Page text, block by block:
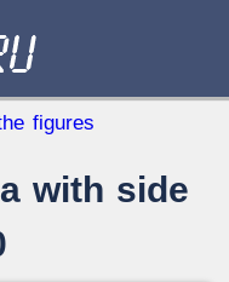
— 32
figures
with side